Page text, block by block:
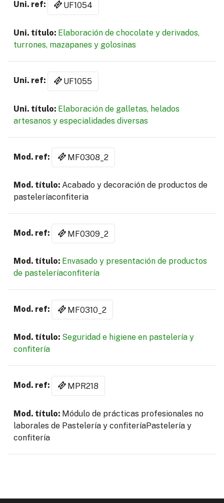
UF1054
Elaboración de chocolate y derivados,
turrones, mazapanes y golosinas
UF1055
Elaboración de galletas, helados
artesanos y especialidades diversas
MF0308_2
Acabado y decoración de productos de
pasteleríaconfiteria
MF0309_2
Envasado y presentación de productos
de pasteleríaconfitería
MF0310_2
Seguridad e higiene en pastelería y
confitería
MPR218
Módulo de prácticas profesionales no
laborales de Pastelería y confiteríaPastelería y
confitería